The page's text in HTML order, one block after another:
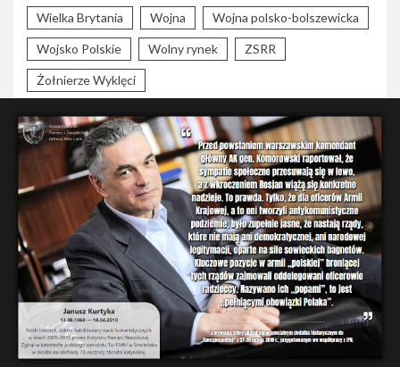
Wielka Brytania Wojna Wojna polsko-bolszewicka
Wojsko Polskie Wolny rynek ZSRR
Żołnierze Wyklęci